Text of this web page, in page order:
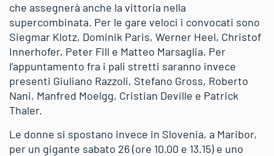
che assegnerà anche la vittoria nella
supercombinata. Per le gare veloci i convocati sono
Siegmar Klotz, Dominik Paris, Werner Heel, Christof
Innerhofer, Peter Fill e Matteo Marsaglia. Per
l’appuntamento fra i pali stretti saranno invece
presenti Giuliano Razzoli, Stefano Gross, Roberto
Nani, Manfred Moelgg, Cristian Deville e Patrick
Thaler.
Le donne si spostano invece in Slovenia, a Maribor,
per un gigante sabato 26 (ore 10.00 e 13.15) e uno